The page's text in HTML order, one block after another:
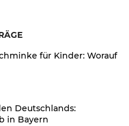
für Kinder: Worauf
Deutschlands:
in Bayern